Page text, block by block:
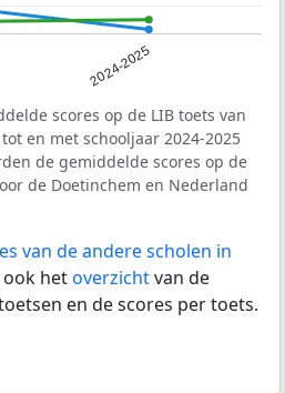
2024-2025
scores op de LIB toets van
en met schooljaar 2024-2025
de gemiddelde scores op de
de Doetinchem en Nederland
van de andere scholen in
ook hetoverzichtvan de
en de scores per toets.